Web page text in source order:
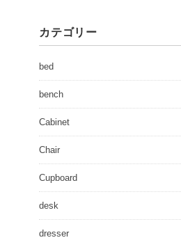
カテゴリー
bed
bench
Cabinet
Chair
Cupboard
desk
dresser